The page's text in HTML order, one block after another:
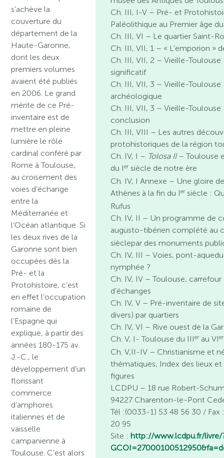
s’achève la
couverture du
département de la
Haute-Garonne,
dont les deux
premiers volumes
avaient été publiés
en 2006. Le grand
mérite de ce Pré-
inventaire est de
mettre en pleine
lumière le rôle
cardinal conféré par
Rome à Toulouse,
au croisement des
voies d’échange
entre la
Méditerranée et
l’Océan atlantique. Si
les deux rives de la
Garonne sont bien
occupées dès la
Pré- et la
Protohistoire, c’est
en effet l’occupation
romaine de
l’Espagne qui
explique, à partir des
années 180-175 av.
J.-C., le
développement d’un
florissant
commerce
d’amphores
italiennes et de
vaisselle
campanienne à
Toulouse. C’est alors
Ch. III, I-V – Pré- et
Paléolithique au Premier âge
Ch. III, VI – Le quartier Saint-
Ch. III, VII, 1 – « L’emporion »
Ch. III, VII, 2 – Vieille-
significatif
Ch. III, VII, 3 – Vieille-
archéologique
Ch. III, VII, 3 – Vieille-Toulouse
conclusion
Ch. III, VIII – Les autres
protohistoriques de la région
Ch. IV, I – Tolosa II– Toulouse
du Ier siècle de notre ère
Ch. IV, I Annexe – Une gloire
Athènes à la fin du Ier siècle :
Rufus
Ch. IV, II – Un programme de
augusto-tibérien complété au
sièclepar des monuments
Ch. IV, III – Voies, pont-
nymphée ?
Ch. IV, IV – Toulouse,
d’échanges
Ch. IV, V – Pré-inventaire de
divers) par quartiers
Ch. IV, VI – Rive ouest de la
Ch. V, I- Toulouse du IIIer au VIer
Ch. V,II-IV – Christianisme et
thématiques, Index des lieux et
figures
LCDPU – 18 rue Robert-
94227 Charenton-le-Pont
Tél :(0033-1) 53 48 56 30 /
20 95
Site :http://www.lcdpu.fr/livre/